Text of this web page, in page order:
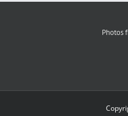
Photos